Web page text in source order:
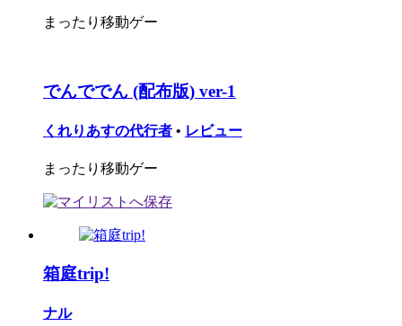
まったり移動ゲー
でんででん (配布版) ver-1
くれりあすの代行者 • レビュー
まったり移動ゲー
箱庭trip!
ナル